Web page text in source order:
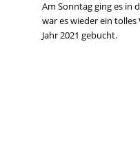
Am Sonntag ging es in
war es wieder ein
Jahr 2021 gebucht.